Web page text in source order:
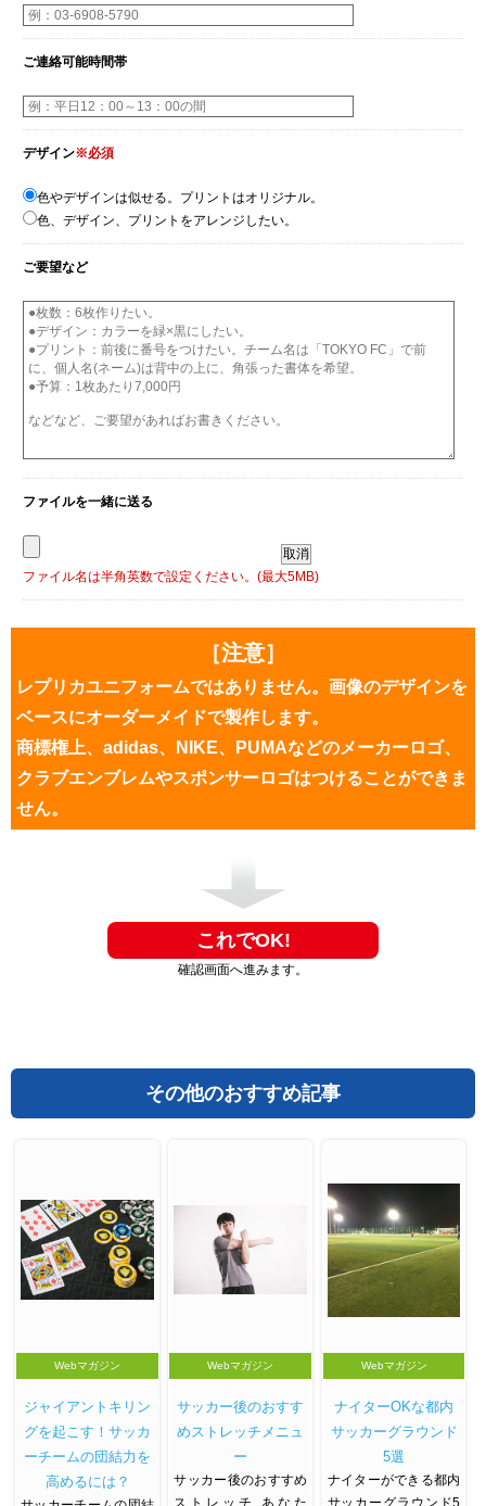
ご連絡可能時間帯
デザイン※必須
色やデザインは似せる。プリントはオリジナル。
色、デザイン、プリントをアレンジしたい。
ご要望など
ファイルを一緒に送る
ファイル名は半角英数で設定ください。(最大5MB)
［注意］
レプリカユニフォームではありません。画像のデザインを
ベースにオーダーメイドで製作します。
商標権上、adidas、NIKE、PUMAなどのメーカーロゴ、
クラブエンブレムやスポンサーロゴはつけることができま
せん。
確認画面へ進みます。
その他のおすすめ記事
Webマガジン
ジャイアントキリン
グを起こす！サッカ
ーチームの団結力を
高めるには？
Webマガジン
サッカー後のおすす
めストレッチメニュ
ー
サッカー後のおすすめ
Webマガジン
ナイターOKな都内
サッカーグラウンド
5選
ナイターができる都内